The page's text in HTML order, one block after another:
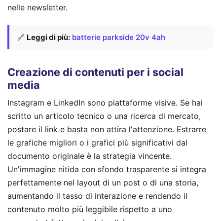
nelle newsletter.
🔗 Leggi di più: batterie parkside 20v 4ah
Creazione di contenuti per i social
media
Instagram e LinkedIn sono piattaforme visive. Se hai
scritto un articolo tecnico o una ricerca di mercato,
postare il link e basta non attira l'attenzione. Estrarre
le grafiche migliori o i grafici più significativi dal
documento originale è la strategia vincente.
Un'immagine nitida con sfondo trasparente si integra
perfettamente nel layout di un post o di una storia,
aumentando il tasso di interazione e rendendo il
contenuto molto più leggibile rispetto a uno